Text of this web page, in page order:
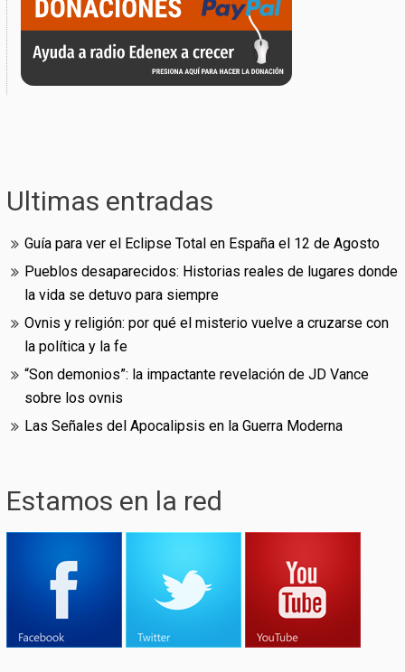
Ultimas entradas
Guía para ver el Eclipse Total en España el 12 de Agosto
Pueblos desaparecidos: Historias reales de lugares donde
la vida se detuvo para siempre
Ovnis y religión: por qué el misterio vuelve a cruzarse con
la política y la fe
“Son demonios”: la impactante revelación de JD Vance
sobre los ovnis
Las Señales del Apocalipsis en la Guerra Moderna
Estamos en la red